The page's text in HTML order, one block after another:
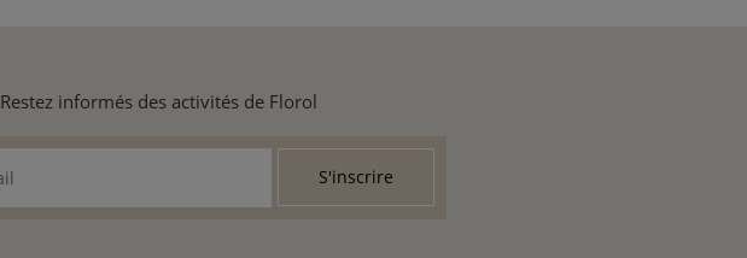
Restez informés des activités de Florol